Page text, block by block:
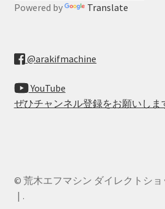
Powered by Translate
@arakifmachine
YouTube
ぜひチャンネル登録をお願いしま
© 荒木エフマシン ダイレクトショ
.